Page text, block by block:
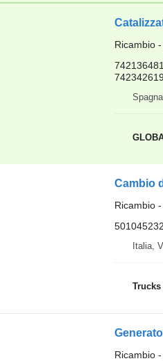
Ricambio
Cambio
Ricambio
Italia,
Ricambio